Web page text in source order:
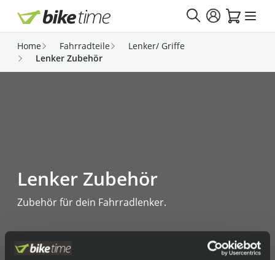
Direkt zum Inhalt
Home Fahrradteile
Lenker/ Griffe
Lenker Zubehör
Lenker Zubehör
Zubehör für dein Fahrradlenker.